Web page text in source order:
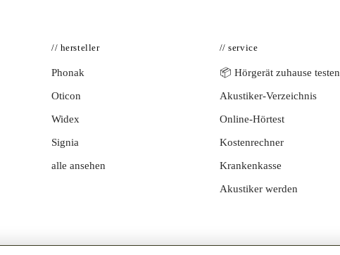
// hersteller
Phonak
Oticon
Widex
Signia
alle ansehen
// service
📦 Hörgerät zuhause testen
Akustiker-Verzeichnis
Online-Hörtest
Kostenrechner
Krankenkasse
Akustiker werden